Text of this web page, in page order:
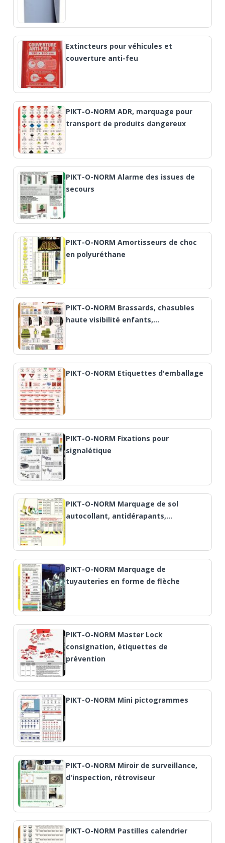
Extincteurs pour véhicules et
couverture anti-feu
PIKT-O-NORM ADR, marquage pour
transport de produits dangereux
PIKT-O-NORM Alarme des issues de
secours
PIKT-O-NORM Amortisseurs de choc
en polyuréthane
PIKT-O-NORM Brassards, chasubles
haute visibilité enfants,…
PIKT-O-NORM Etiquettes d'emballage
PIKT-O-NORM Fixations pour
signalétique
PIKT-O-NORM Marquage de sol
autocollant, antidérapants,…
PIKT-O-NORM Marquage de
tuyauteries en forme de flèche
PIKT-O-NORM Master Lock
consignation, étiquettes de
prévention
PIKT-O-NORM Mini pictogrammes
PIKT-O-NORM Miroir de surveillance,
d'inspection, rétroviseur
PIKT-O-NORM Pastilles calendrier